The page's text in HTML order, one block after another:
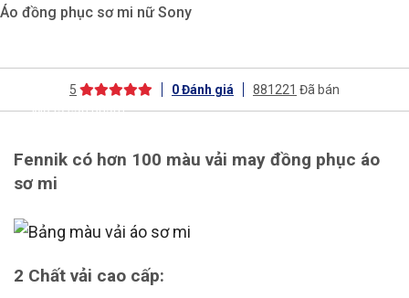
Áo đồng phục sơ mi nữ Sony
5 0Đánh giá 881221 Đã bán
Mô tả sản phẩm
Fennik có hơn 100 màu vải may đồng phục áo
sơ mi
2 Chất vải cao cấp: